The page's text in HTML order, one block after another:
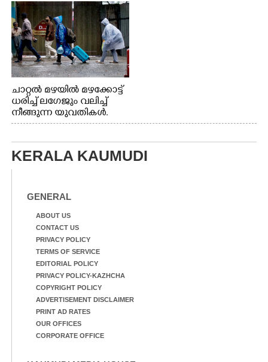
നിന്നുള്ള കാഴ്ച
ചാറ്റൽ മഴയിൽ മഴക്കോട്ട്
ധരിച്ച് ലഗേജും വലിച്ച്
നീങ്ങുന്ന യുവതികൾ.
എറണാകുളം മേനകയിൽ
KERALA KAUMUDI
GENERAL
ABOUT US
CONTACT US
PRIVACY POLICY
TERMS OF SERVICE
EDITORIAL POLICY
PRIVACY POLICY-KAZHCHA
COPYRIGHT POLICY
ADVERTISEMENT DISCLAIMER
PRINT AD RATES
OUR OFFICES
CORPORATE OFFICE